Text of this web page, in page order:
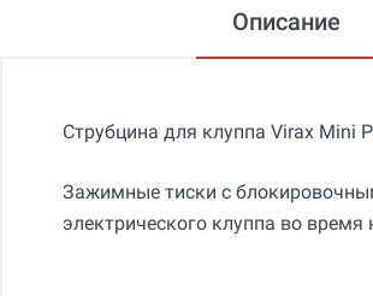
Описание
Струбцина для клуппа Virax Mini
Зажимные тиски с
электрического клуппа во время